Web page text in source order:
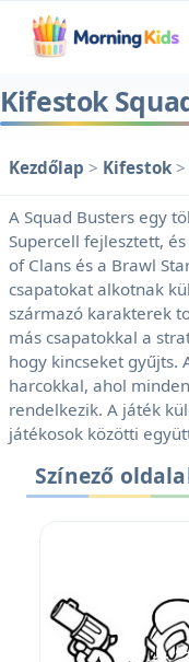
Kifestok
Kezdőlap > Kifestok >
A Squad Busters egy
Supercell fejlesztett,
of Clans és a Brawl
csapatokat alkotnak
származó karakterek
más csapatokkal a
hogy kincseket gyűjts.
harcokkal, ahol
rendelkezik. A játék
játékosok közötti
Színező